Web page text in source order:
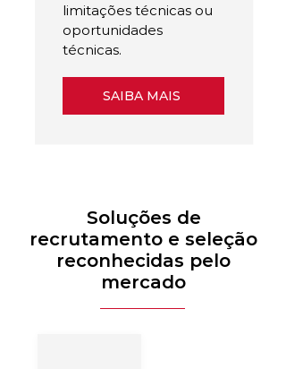
limitações técnicas ou
oportunidades
técnicas.
SAIBA MAIS
Soluções de
recrutamento e seleção
reconhecidas pelo
mercado